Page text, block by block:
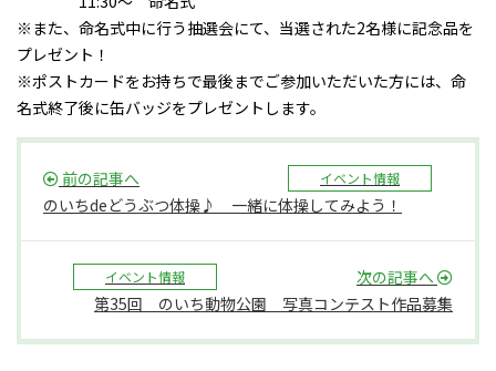
※また、命名式中に行う抽選会にて、当選された2名様に記念品を
プレゼント！
※ポストカードをお持ちで最後までご参加いただいた方には、命
名式終了後に缶バッジをプレゼントします。
前の記事へ イベント情報
のいちdeどうぶつ体操♪ 一緒に体操してみよう！
イベント情報
次の記事へ
第35回 のいち動物公園 写真コンテスト作品募集